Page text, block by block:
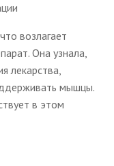
возлагает
Она узнала,
лекарства,
мышцы.
в этом